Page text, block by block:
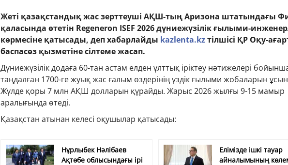
Жеті қазақстандық жас зерттеуші АҚШ-тың Аризона штатындағы
қаласында өтетін Regeneron ISEF 2026 дүниежүзілік ғылыми-
көрмесіне қатысады, деп хабарлайды kazlenta.kzтілшісі ҚР Оқу-
баспасөз қызметіне сілтеме жасап.
Дүниежүзілік додаға 60-тан астам елден ұлттық іріктеу нәтижелері
таңдалған 1700-ге жуық жас ғалым өздерінің үздік ғылыми жобаларын
Жүлде қоры 7 млн АҚШ долларын құрайды. Жарыс 2026 жылғы 9-15 мамыр
аралығында өтеді.
Қазақстан атынан келесі оқушылар қатысады:
Нұрлыбек Нәлібаев
Ақтөбе облысындағы ірі
Елімізде ішкі тауар
айналымының